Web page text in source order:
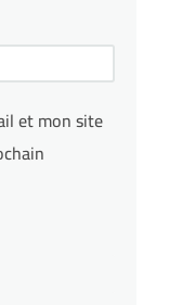
et mon site